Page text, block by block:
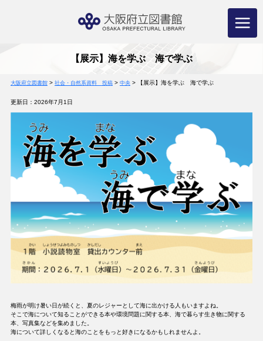
【展示】海を学ぶ 海で学ぶ
大阪府立図書館> 社会・自然系資料 投稿> 中央> 【展示】海を学ぶ 海で学ぶ
更新日：2026年7月1日
梅雨が明け暑い日が続くと、夏のレジャーとして海に出かける人もいますよね。
そこで海について知ることができる本や環境問題に関する本、海で暮らす生き物に関する
本、写真集などを集めました。
海について詳しくなると海のことをもっと好きになるかもしれませんよ。